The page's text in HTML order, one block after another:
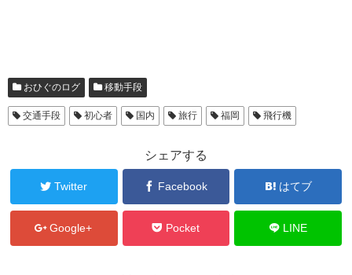
おひぐのログ 移動手段
交通手段 初心者 国内 旅行 福岡 飛行機
シェアする
Twitter Facebook はてブ
Google+ Pocket LINE